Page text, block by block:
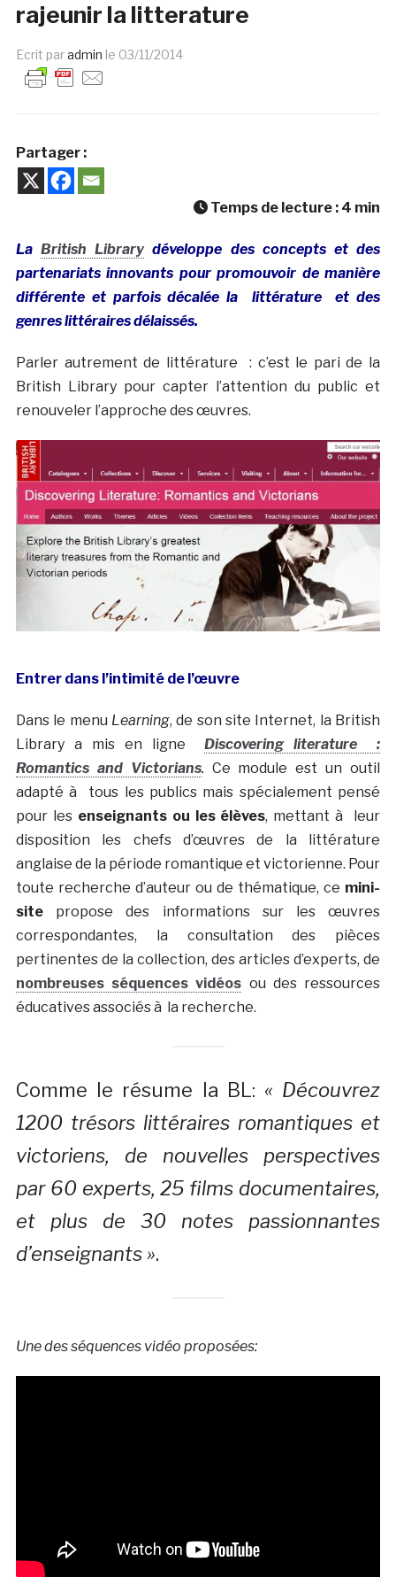
rajeunir la litterature
Ecrit paradmin le 03/11/2014
Partager :
Temps de lecture : 4 min
LaBritish Librarydéveloppe des concepts et des
partenariats innovants pour promouvoir de manière
différente et parfois décalée la littérature et des
genres littéraires délaissés.
Parler autrement de littérature : c’est le pari de la
British Library pour capter l’attention du public et
renouveler l’approche des œuvres.
Entrer dans l’intimité de l’œuvre
Dans le menu Learning, de son site Internet, la British
Library a mis en ligneDiscovering literature :
Romantics and Victorians. Ce module est un outil
adapté à tous les publics mais spécialement pensé
pour les enseignants ou les élèves, mettant à leur
disposition les chefs d’œuvres de la littérature
anglaise de la période romantique et victorienne. Pour
toute recherche d’auteur ou de thématique, ce mini-
sitepropose des informations sur les œuvres
correspondantes, la consultation des pièces
pertinentes de la collection, des articles d’experts, de
nombreuses séquences vidéos ou des ressources
éducatives associés à la recherche.
Comme le résume la BL: « Découvrez
1200 trésors littéraires romantiques et
victoriens, de nouvelles perspectives
par 60 experts, 25 films documentaires,
et plus de 30 notes passionnantes
d’enseignants ».
Une des séquences vidéo proposées: